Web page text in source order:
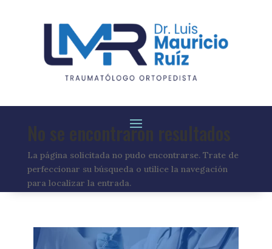
No se encontraron resultados
La página solicitada no pudo encontrarse. Trate de
perfeccionar su búsqueda o utilice la navegación
para localizar la entrada.